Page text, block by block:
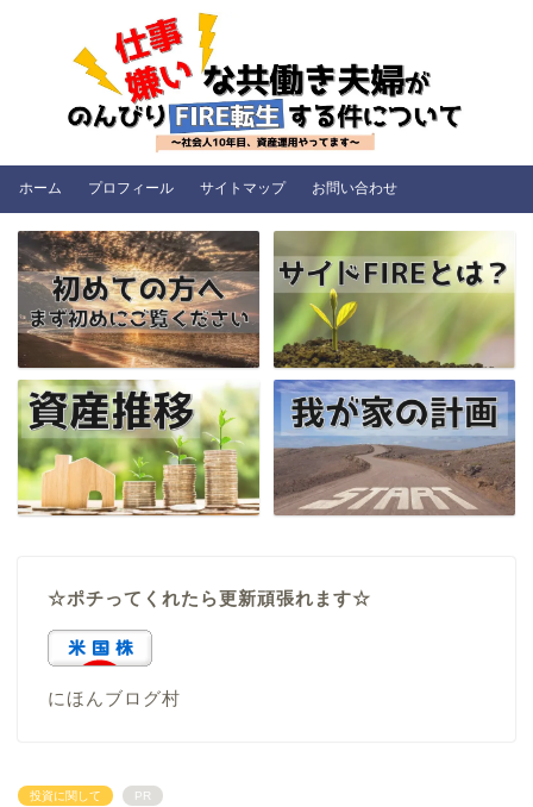
ホーム プロフィール サイトマップ お問い合わせ
☆ポチってくれたら更新頑張れます☆
にほんブログ村
投資に関して PR